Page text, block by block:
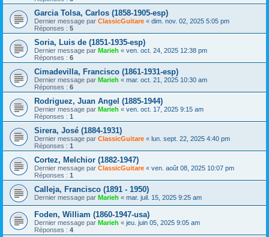
Garcia Tolsa, Carlos (1858-1905-esp)
Dernier message par ClassicGuitare « dim. nov. 02, 2025 5:05 pm
Réponses : 5
Soria, Luis de (1851-1935-esp)
Dernier message par Marieh « ven. oct. 24, 2025 12:38 pm
Réponses : 6
Cimadevilla, Francisco (1861-1931-esp)
Dernier message par Marieh « mar. oct. 21, 2025 10:30 am
Réponses : 6
Rodriguez, Juan Angel (1885-1944)
Dernier message par Marieh « ven. oct. 17, 2025 9:15 am
Réponses : 1
Sirera, José (1884-1931)
Dernier message par ClassicGuitare « lun. sept. 22, 2025 4:40 pm
Réponses : 1
Cortez, Melchior (1882-1947)
Dernier message par ClassicGuitare « ven. août 08, 2025 10:07 pm
Réponses : 1
Calleja, Francisco (1891 - 1950)
Dernier message par Marieh « mar. juil. 15, 2025 9:25 am
Foden, William (1860-1947-usa)
Dernier message par Marieh « jeu. juin 05, 2025 9:05 am
Réponses : 4